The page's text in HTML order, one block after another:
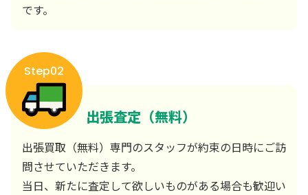
です。
Step02
出張査定（無料）
出張買取（無料）専門のスタッフが約束の日時にご訪
問させていただきます。
当日、新たに査定して欲しいものがある場合も歓迎い